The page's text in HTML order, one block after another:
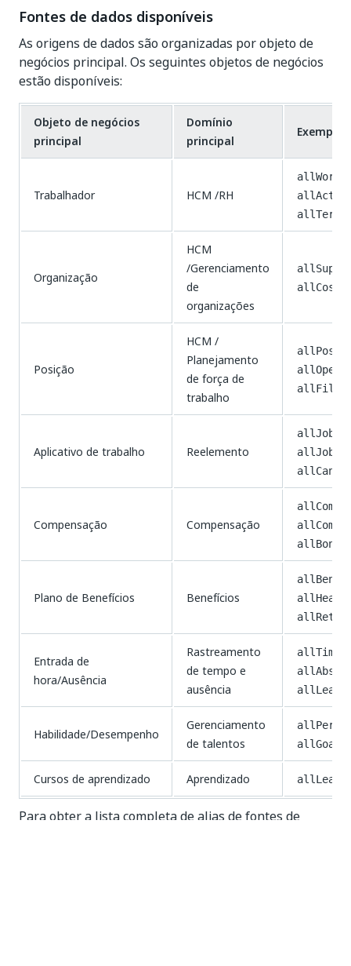
Fontes de dados disponíveis
As origens de dados são organizadas por objeto de
negócios principal. Os seguintes objetos de negócios
estão disponíveis:
Objeto de negócios
principal
Domínio
principal
Trabalhador HCM /RH
Organização
HCM
/Gerenciamento
de
organizações
Posição
HCM /
Planejamento
de força de
trabalho
Aplicativo de trabalho Reelemento
Compensação Compensação
Plano de Benefícios Benefícios
Entrada de
hora/Ausência
Rastreamento
de tempo e
ausência
Habilidade/Desempenho
Gerenciamento
de talentos
allGoals
Cursos de aprendizado Aprendizado
Para obter a lista completa de alias de fontes de